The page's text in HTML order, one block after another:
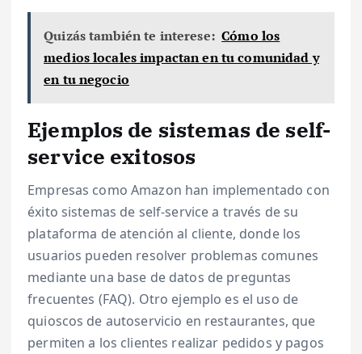
Quizás también te interese: Cómo los
medios locales impactan en tu comunidad y
en tu negocio
Ejemplos de sistemas de self-
service exitosos
Empresas como Amazon han implementado con
éxito sistemas de self-service a través de su
plataforma de atención al cliente, donde los
usuarios pueden resolver problemas comunes
mediante una base de datos de preguntas
frecuentes (FAQ). Otro ejemplo es el uso de
quioscos de autoservicio en restaurantes, que
permiten a los clientes realizar pedidos y pagos